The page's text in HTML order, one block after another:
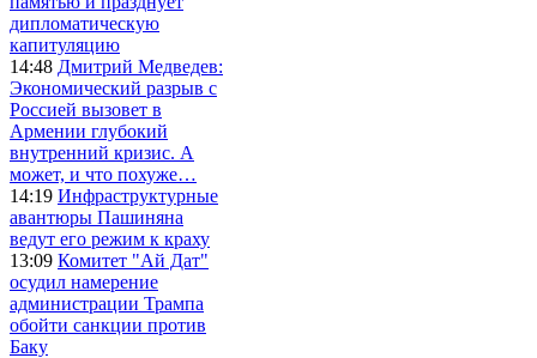
дипломатическую
капитуляцию
14:48 Дмитрий Медведев:
Экономический разрыв с
Россией вызовет в
Армении глубокий
внутренний кризис. А
может, и что похуже…
14:19 Инфраструктурные
авантюры Пашиняна
ведут его режим к краху
13:09 Комитет "Ай Дат"
осудил намерение
администрации Трампа
обойти санкции против
Баку